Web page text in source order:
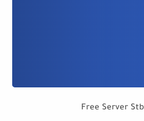
Free Server